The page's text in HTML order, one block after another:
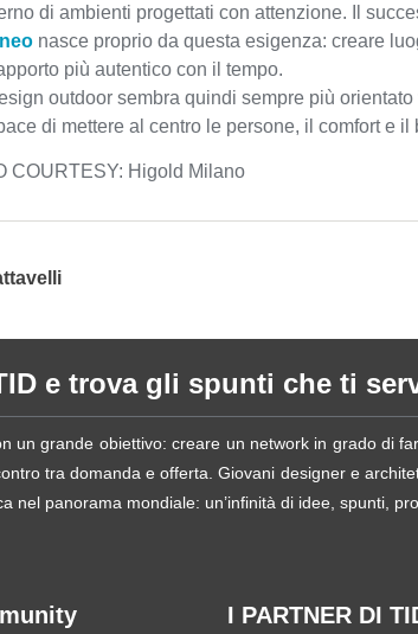
di ambienti progettati con attenzione. Il
nasce proprio da questa esigenza: creare
più autentico con il tempo.
outdoor sembra quindi sempre più
di mettere al centro le persone, il comfort e il
COURTESY: Higold Milano
e trova gli spunti che ti
un grande obiettivo: creare un network in grado di
tra domanda e offerta. Giovani designer e
nel panorama mondiale: un’infinità di idee, spunti,
I PARTNER DI